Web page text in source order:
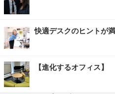
快適デスクのヒントが
【進化するオフィス】